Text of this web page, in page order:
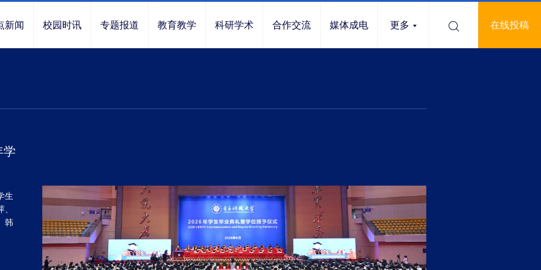
新闻 校园时讯 专题报道 教育教学 科研学术 合作交流 媒体成电 更多 在线投稿
学
生
韩